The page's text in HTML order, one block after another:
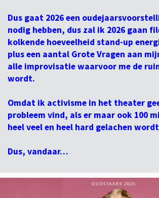
Dus gaat 2026 een
nodig hebben, dus zal ik 2026 gaan
kolkende hoeveelheid stand-up
plus een aantal Grote Vragen aan
alle improvisatie waarvoor me de
wordt.
Omdat ik activisme in het theater
probleem vind, als er maar ook 100
heel veel en heel hard gelachen
Dus, vandaar…